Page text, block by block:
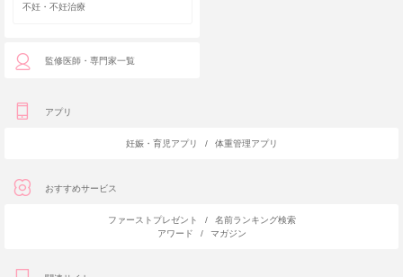
不妊・不妊治療
監修医師・専門家一覧
アプリ
妊娠・育児アプリ / 体重管理アプリ
おすすめサービス
ファーストプレゼント /
名前ランキング検索
アワード
/ マガジン